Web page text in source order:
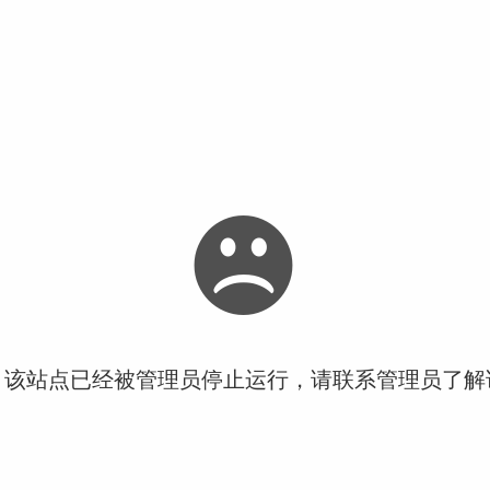
站点已经被管理员停止运行，请联系管理员了